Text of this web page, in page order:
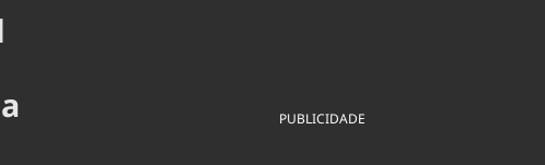
Mineral
& Tecnologia
PUBLICIDADE